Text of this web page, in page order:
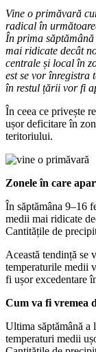
Vine o primăvară
radical în
În prima
mai ridicate decât
centrale și local în
est se vor înregistra
în restul țării vor fi
În ceea ce privește
ușor deficitare în
teritoriului.
Zonele în care
În săptămâna 9–16
medii mai ridicate
Cantitățile de
Această tendință se
temperaturile medii
fi ușor excedentare
Cum va fi vremea
Ultima săptămână a
temperaturi medii